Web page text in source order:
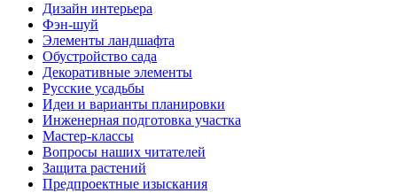
Дизайн интерьера
Фэн-шуй
Элементы ландшафта
Обустройство сада
Декоративные элементы
Русские усадьбы
Идеи и варианты планировки
Инженерная подготовка участка
Мастер-классы
Вопросы наших читателей
Защита растений
Предпроектные изыскания